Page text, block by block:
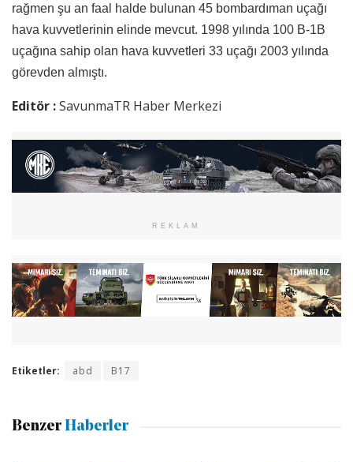
rağmen şu an faal halde bulunan 45 bombardıman uçağı
hava kuvvetlerinin elinde mevcut. 1998 yılında 100 B-1B
uçağına sahip olan hava kuvvetleri 33 uçağı 2003 yılında
görevden almıştı.
Editör :SavunmaTR Haber Merkezi
REKLAM
Etiketler: abd B17
Benzer Haberler